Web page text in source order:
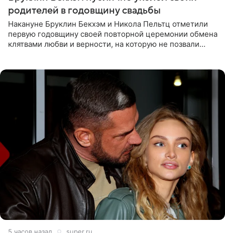
родителей в годовщину свадьбы
Накануне Бруклин Бекхэм и Никола Пельтц отметили
первую годовщину своей повторной церемонии обмена
клятвами любви и верности, на которую не позвали
5 часов назад super.ru